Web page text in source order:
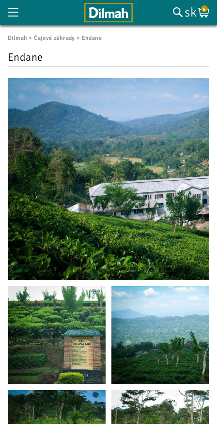
sk 6
Dilmah Čajové záhrady Endane
Endane